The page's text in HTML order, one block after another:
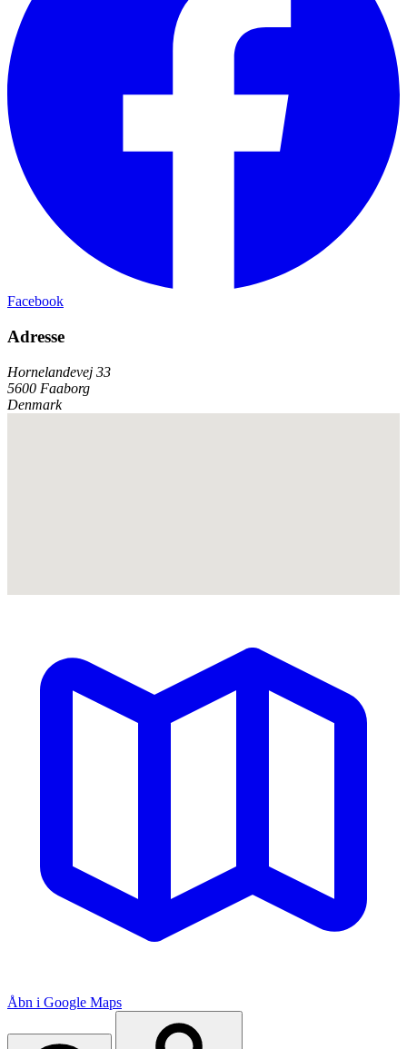
Facebook
Adresse
Hornelandevej 33
5600 Faaborg
Denmark
Åbn i Google Maps